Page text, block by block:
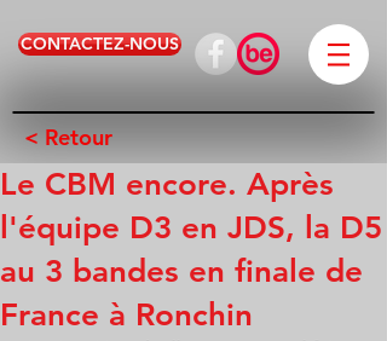
CONTACTEZ-NOUS
< Retour
Le CBM encore. Après
l'équipe D3 en JDS, la D5
au 3 bandes en finale de
France à Ronchin